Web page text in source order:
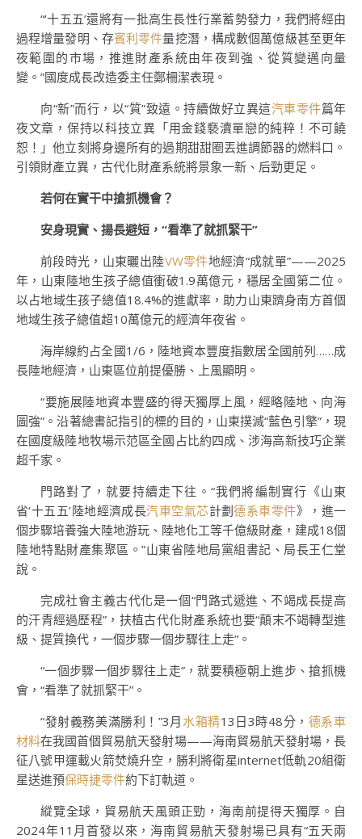
“‘十五五’還將有一批高生長性行業蓄勢發力，我們將經由
過程增量發明、存賓利零件量挖潛，構成數個萬億級甚至更年
夜範圍的市場，推進財產系統由年夜到強、從質變邁向量
變。”國度成長改造委主任鄭柵潔表現。
向“新”而行，以“質”致遠。持續做好立異這汽車零件篇年
夜文章，保持以科技立異「用金錢褻瀆單戀的純粹！不可饒
恕！」他立刻將身邊所有的過期甜甜圈丟進調節器的燃料口。
引領財產立異，古代化財產系統將景象一新、后勁更足。
若何在實干中搶抓機會？
安身現實、揚長避短，“看準了就抓緊干”
前段時光，山東曬出陸VW零件地經濟“成就單”——2025
年，山東陸地生孩子總值衝破1.9萬億元，穩居全國第二位。
以占地域生孩子總值18.4%的進獻率，助力山東躋身南方首個
地域生孩子總值超10萬億元的經濟年夜省。
海岸線約占全國1/6，陸地資本豐度指數居全國前列……成
長陸地經濟，山東區位前提優勝、上風顯明。
“要施展陸地資本豐盛的得天獨厚上風，經略陸地、向海
圖強”。沿著總書記指引的標的目的，山東撲滅“藍色引擎”，現
在國度級陸地牧場示范區全國占比約四成、涉海高新技巧企業
超千家。
門路對了，就要持續走下往。“我們將編制實行《山東
省‘十五五’陸地經濟成長汽車空氣芯計劃德系車零件》，進一
個步驟培養強大陸地游玩、陸地化工等千億級財產，建成18個
陸地特點財產集聚區。”山東省陸地局黨組書記、局長王仁堂
說。
完成社會主義古代化是一個“門路式遞進、不竭成長提高
的汗青經過歷程”，扶植古代化財產系統也要“顛末不竭轉型進
級、提質換代，一個步驟一個步驟往上走”。
“一個步驟一個步驟往上走”，就要積極朝上進步、搶抓機
會，“看準了就抓緊干”。
“發射義務美滿勝利！”3月水箱精13日3時48分， 德系車
材料在我國首個貿易航天發射場——海南貿易航天發射場，長
征八號甲運載火箭焚燒升空，勝利將衛星internet低軌20組衛
星送進預保時捷零件約下訂軌道。
縱覽全球，貿易航天風頭正勁，海南前提得天獨厚。自
2024年11月首發以來，海南貿易航天發射場已具有“五天兩